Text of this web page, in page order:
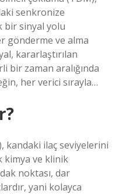
senkronize
bir sinyal yolu
gönderme ve alma
kararlaştırılan
bir zaman aralığında
her verici sırayla…
kandaki ilaç seviyelerini
kimya ve klinik
noktası, dar
yani kolayca